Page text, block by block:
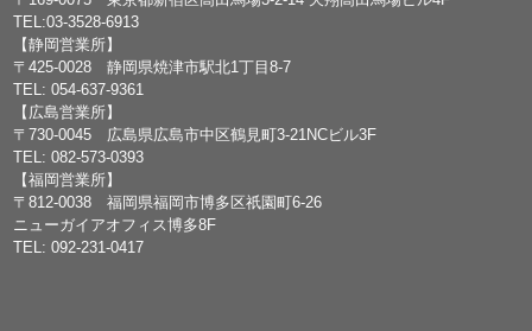
TEL:03-3528-6913
【静岡営業所】
〒425-0028 静岡県焼津市駅北1丁目8-7
TEL: 054-637-9361
【広島営業所】
〒730-0045 広島県広島市中区鶴見町3-21NCビル3F
TEL: 082-573-0393
【福岡営業所】
〒812-0038 福岡県福岡市博多区祇園町6-26
ニューガイアオフィス博多8F
TEL: 092-231-0417